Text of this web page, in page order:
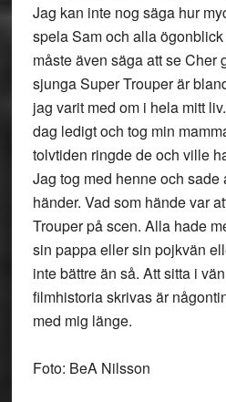
Jag kan inte nog säga hur
spela Sam och alla
måste även säga att se Cher
sjunga Super Trouper är
jag varit med om i hela mitt
dag ledigt och tog min
tolvtiden ringde de och ville
Jag tog med henne och sade
händer. Vad som hände var
Trouper på scen. Alla hade
sin pappa eller sin pojkvän
inte bättre än så. Att sitta i
filmhistoria skrivas är
med mig länge.
Foto: BeA Nilsson